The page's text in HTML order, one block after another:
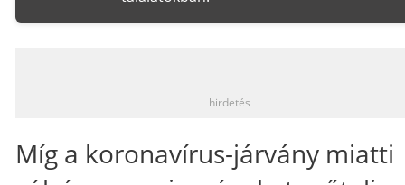
hirdetés
Míg a koronavírus-járvány miatti